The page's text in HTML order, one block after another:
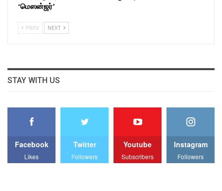
‘மெஸன்ஜர்’
PREV NEXT
STAY WITH US
Facebook
Likes
Twitter
Followers
Youtube
Subscribers
Instagram
Followers